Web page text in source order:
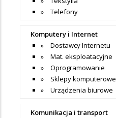
Telefony
Komputery i Internet
Dostawcy Internetu
Mat. eksploatacyjne
Oprogramowanie
Sklepy komputerowe
Urządzenia biurowe
Komunikacja i transport